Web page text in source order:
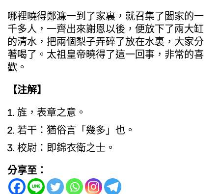
哪裡曉得鄭濂一到了家裏，就召集了闔家的一
千多人，一齊出來謝恩以後，便放下了兩大缸
的清水，把兩個梨子弄碎了放在水裏，大家分
著喝了。太祖皇帝曉得了這一回事，非常的喜
歡。
【注解】
旌，表章之意。
若干：猶俗言「幾多」也。
校尉：即錦衣衛之士。
分享至：